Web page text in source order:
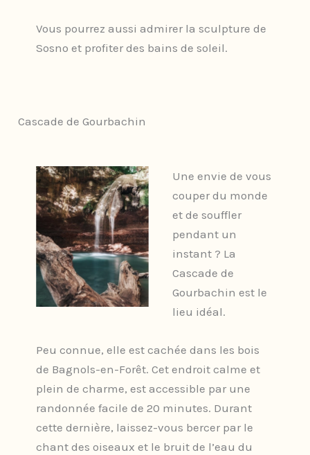
Vous pourrez aussi admirer la sculpture de
Sosno et profiter des bains de soleil.
Cascade de Gourbachin
Une envie de vous
couper du monde
et de souffler
pendant un
instant ? La
Cascade de
Gourbachin est le
lieu idéal.
Peu connue, elle est cachée dans les bois
de Bagnols-en-Forêt. Cet endroit calme et
plein de charme, est accessible par une
randonnée facile de 20 minutes. Durant
cette dernière, laissez-vous bercer par le
chant des oiseaux et le bruit de l’eau du